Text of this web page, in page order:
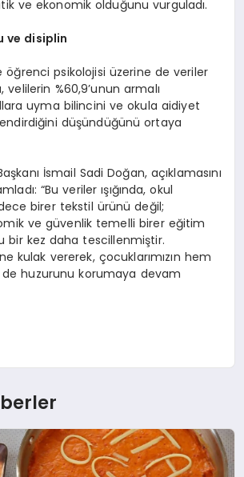
ve ekonomik olduğunu vurguladı.
ve disiplin
öğrenci psikolojisi üzerine de veriler
velilerin %60,9’unun armalı
uyma bilincini ve okula aidiyet
düşündüğünü ortaya
İsmail Sadi Doğan, açıklamasını
“Bu veriler ışığında, okul
birer tekstil ürünü değil;
ve güvenlik temelli birer eğitim
bir kez daha tescillenmiştir.
kulak vererek, çocuklarımızın hem
huzurunu korumaya devam